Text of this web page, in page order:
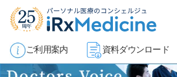
ご利用案内 資料ダウンロード